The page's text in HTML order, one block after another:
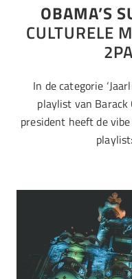
OBAMA’S
CULTURELE
In de categorie
playlist van Barack
president heeft de